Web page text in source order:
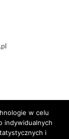
w celu
indywidualnych
i